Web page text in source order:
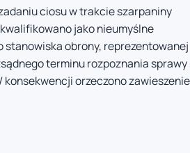
ciosu w trakcie szarpaniny
jako nieumyślne
stanowiska obrony, reprezentowanej
terminu rozpoznania sprawy
orzeczono zawieszenie